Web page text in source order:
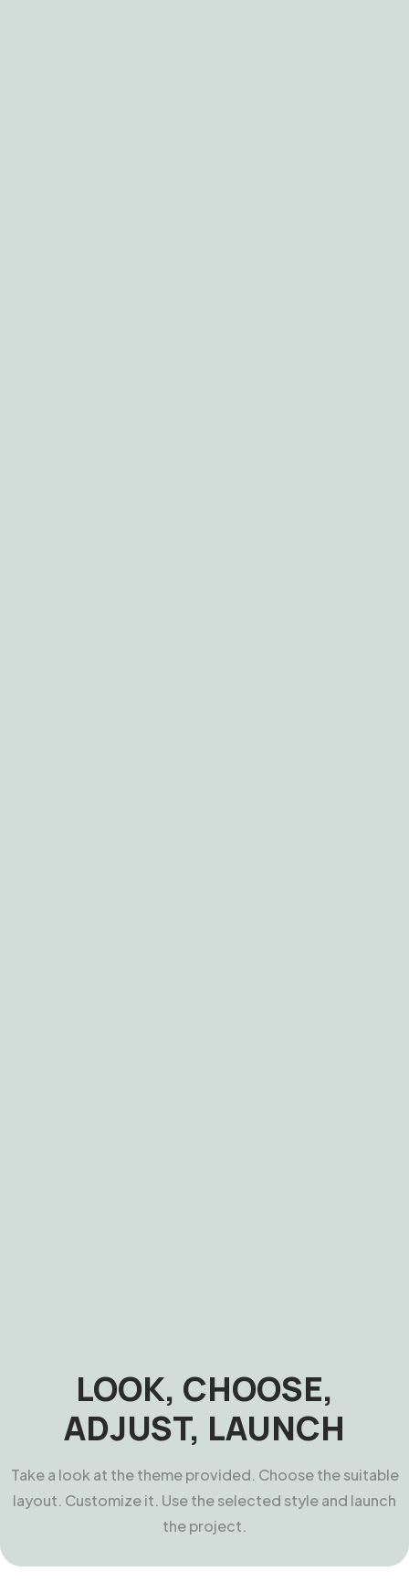
LOOK, CHOOSE,
ADJUST, LAUNCH
Take a look at the theme provided. Choose the suitable
layout. Customize it. Use the selected style and launch
the project.